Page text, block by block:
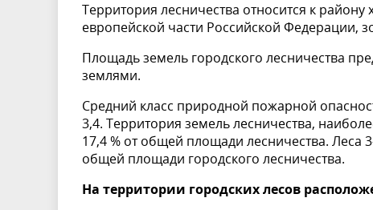
Территория лесничества относится к
европейской части Российской Федерации,
Площадь земель городского лесничества
землями.
Средний класс природной пожарной
3,4. Территория земель лесничества,
17,4 % от общей площади лесничества. Леса
общей площади городского лесничества.
На территории городских лесов